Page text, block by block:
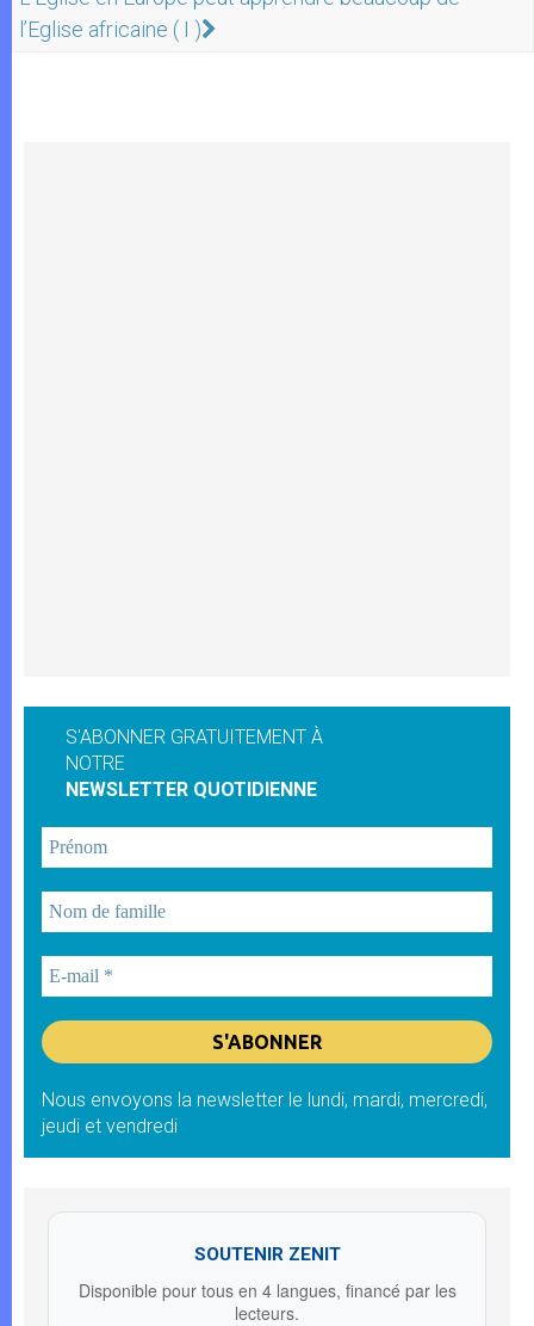
l’Eglise africaine ( I )
S'ABONNER GRATUITEMENT À
NOTRE
NEWSLETTER QUOTIDIENNE
Nous envoyons la newsletter le lundi, mardi, mercredi,
jeudi et vendredi
SOUTENIR ZENIT
Disponible pour tous en 4 langues, financé par les
lecteurs.